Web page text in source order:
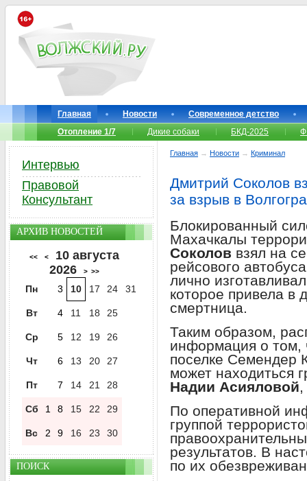
Главная Новости
Современное детство
Отопление 1/7
Дикие собаки БКД-2025
Главная → Новости → Криминал
Дмитрий Соколов
за взрыв в
Блокированный
Махачкалы
Соколов взял на
рейсового
лично
которое привела в
смертница.
Таким образом,
информация о том,
поселке Семендер
может находиться
Надии Асияловой
По оперативной
группой
результатов. В
по их
Интервью
Правовой
Консультант
АРХИВ НОВОСТЕЙ
<< <
10 августа
2026
> >>
Пн 3 10 17 24 31
Вт 4 11 18 25
Ср 5 12 19 26
Чт 6 13 20 27
Пт 7 14 21 28
Сб 1 8 15 22 29
Вс 2 9 16 23 30
ПОИСК